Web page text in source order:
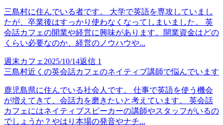
三島村に住んでいる者です。 大学で英語を専攻していまし
たが、卒業後はすっかり使わなくなってしまいました。 英
会話カフェの開業や経営に興味があります。開業資金はどの
くらい必要なのか、経営のノウハウや...
週末カフェ 2025/10/14返信 1
三島村近くの英会話カフェのネイティブ講師で悩んでいます
鹿児島県に住んでいる社会人です。 仕事で英語を使う機会
が増えてきて、会話力を磨きたいと考えています。 英会話
カフェにはネイティブスピーカーの講師やスタッフがいるの
でしょうか？やはり本場の発音やナチ...